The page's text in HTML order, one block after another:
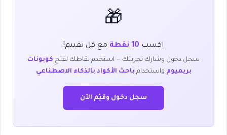
🎁
اكسب 10 نقطة مع كل تقييم!
سجل دخول وشارك تجربتك — استخدم نقاطك لفتح كوبونات
بريميوم واستخدام باحث الأكواد بالذكاء الاصطناعي
سجل دخول وقيّم الآن